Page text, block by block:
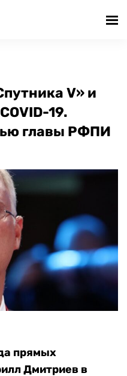
V» и
19.
главы РФПИ
прямых
Дмитриев в